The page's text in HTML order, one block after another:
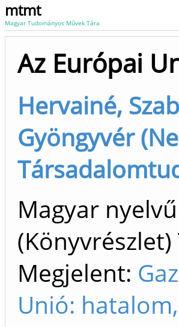
mtmt
Magyar Tudományos Művek Tára
Az Európai
Hervainé,
Gyöngyvér
Magyar
Megjelent:
Unió: